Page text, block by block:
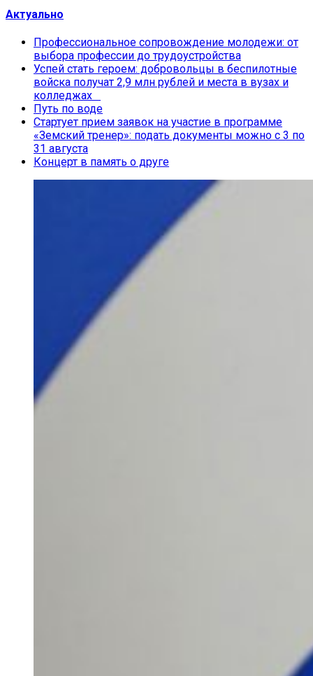
Актуально
Профессиональное сопровождение молодежи: от
выбора профессии до трудоустройства
Успей стать героем: добровольцы в беспилотные
войска получат 2,9 млн рублей и места в вузах и
колледжах
Путь по воде
Стартует прием заявок на участие в программе
«Земский тренер»: подать документы можно с 3 по
31 августа
Концерт в память о друге